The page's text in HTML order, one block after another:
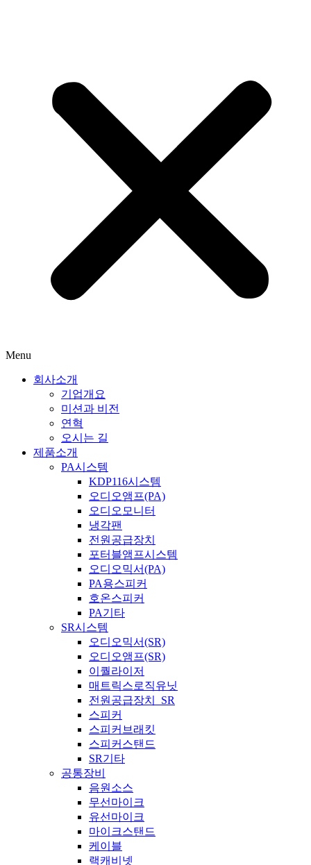
Menu
회사소개
기업개요
미션과 비전
연혁
오시는 길
제품소개
PA시스템
KDP116시스템
오디오앰프(PA)
오디오모니터
냉각팬
전원공급장치
포터블앰프시스템
오디오믹서(PA)
PA용스피커
호온스피커
PA기타
SR시스템
오디오믹서(SR)
오디오앰프(SR)
이퀄라이저
매트릭스로직유닛
전원공급장치_SR
스피커
스피커브래킷
스피커스탠드
SR기타
공통장비
음원소스
무선마이크
유선마이크
마이크스탠드
케이블
랙캐비넷